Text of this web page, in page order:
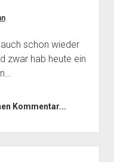
.
schon wieder
zwar hab heute ein
Kommentar...